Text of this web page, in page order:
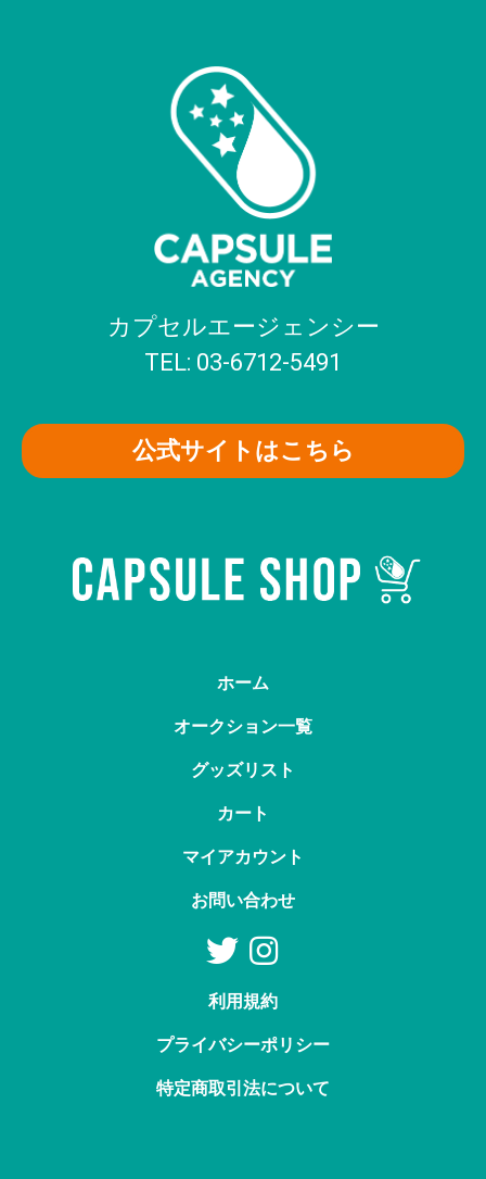
カプセルエージェンシー
TEL: 03-6712-5491
公式サイトはこちら
ホーム
オークション一覧
グッズリスト
カート
マイアカウント
お問い合わせ
利用規約
プライバシーポリシー
特定商取引法について